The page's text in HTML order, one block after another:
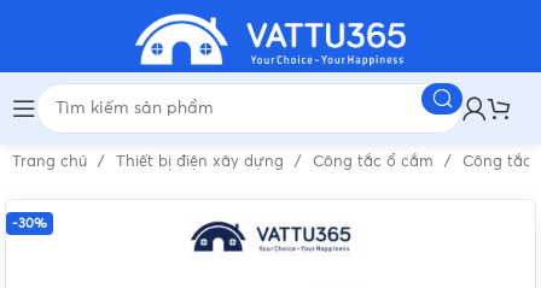
Trang chủ Thiết bị điện xây dựng Công tắc ổ cắm Công tắc
-30%